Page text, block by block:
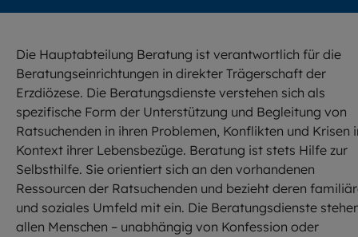
Die Hauptabteilung Beratung ist verantwortlich für die
Beratungseinrichtungen in direkter Trägerschaft der
Erzdiözese. Die Beratungsdienste verstehen sich als
spezifische Form der Unterstützung und Begleitung von
Ratsuchenden in ihren Problemen, Konflikten und Krisen
Kontext ihrer Lebensbezüge. Beratung ist stets Hilfe zur
Selbsthilfe. Sie orientiert sich an den vorhandenen
Ressourcen der Ratsuchenden und bezieht deren
und soziales Umfeld mit ein. Die Beratungsdienste
allen Menschen – unabhängig von Konfession oder